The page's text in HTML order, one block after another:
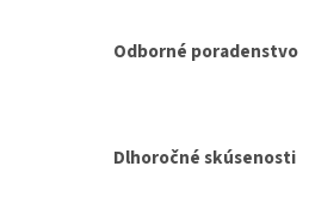
Odborné poradenstvo
Dlhoročné skúsenosti